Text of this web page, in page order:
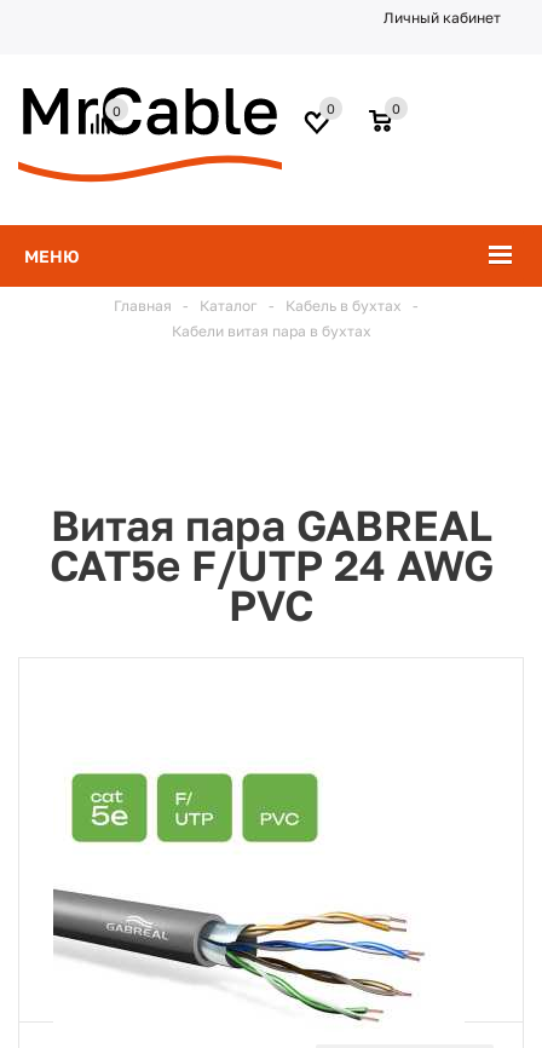
Личный кабинет
МЕНЮ
0
0
0
Главная - Каталог - Кабель в бухтах
-
Кабели витая пара в бухтах
Витая пара GABREAL
CAT5e F/UTP 24 AWG
PVC